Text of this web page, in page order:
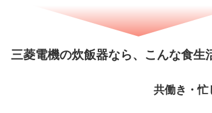
三菱電機の炊飯器なら、 こんな食生
共働き・忙